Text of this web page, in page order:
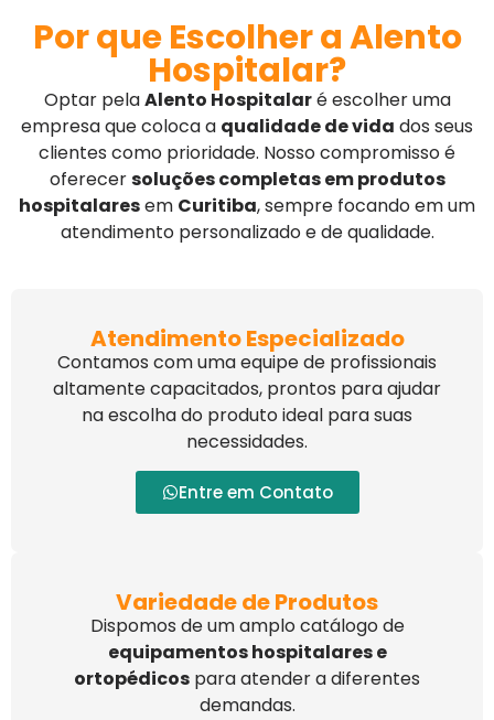
Por que Escolher a Alento
Hospitalar?
Optar pelaAlento Hospitalaré escolher uma
empresa que coloca a qualidade de vida dos seus
clientes como prioridade. Nosso compromisso é
oferecersoluções completas em produtos
hospitalaresem Curitiba, sempre focando em um
atendimento personalizado e de qualidade.
Atendimento Especializado
Contamos com uma equipe de profissionais
altamente capacitados, prontos para ajudar
na escolha do produto ideal para suas
necessidades.
Entre em Contato
Variedade de Produtos
Dispomos de um amplo catálogo de
equipamentos hospitalares e
ortopédicos para atender a diferentes
demandas.